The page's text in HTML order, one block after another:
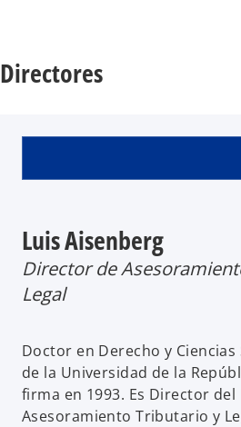
Directores
Luis Aisenberg
Director de
Legal
Doctor en Derecho y Ciencias
de la Universidad de la
firma en 1993. Es Director
Asesoramiento Tributario y